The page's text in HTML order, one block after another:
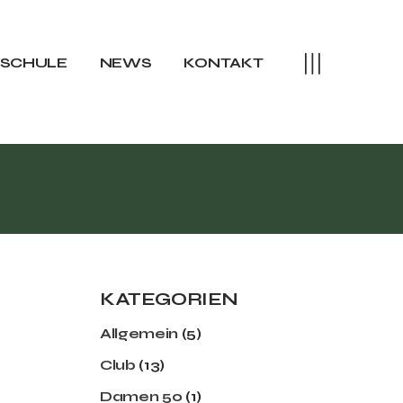
NEWS KONTAKT
Sommer
KATEGORIEN
Allgemein (5)
Club (13)
Damen 50 (1)